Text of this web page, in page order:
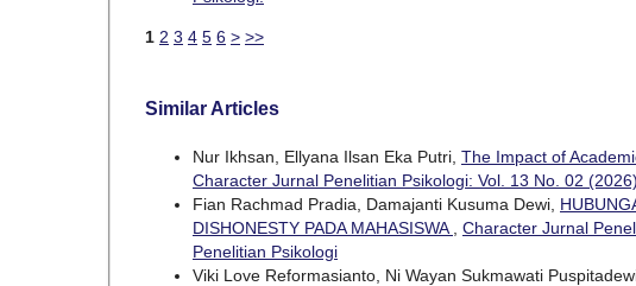
1 2 3 4 5 6 > >>
Similar Articles
Nur Ikhsan, Ellyana Ilsan Eka Putri, The Impact of
Character Jurnal Penelitian Psikologi: Vol. 13 No. 02
Fian Rachmad Pradia, Damajanti Kusuma Dewi,
DISHONESTY PADA MAHASISWA
Character Jurnal
Penelitian Psikologi
Viki Love Reformasianto, Ni Wayan Sukmawati